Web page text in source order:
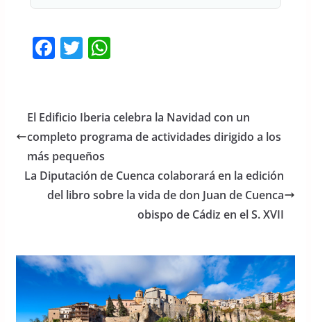
F
e
b
o
o
k
T
er
W
s
A
p
El Edificio Iberia celebra la Navidad con un
completo programa de actividades dirigido a los
más pequeños
La Diputación de Cuenca colaborará en la edición
del libro sobre la vida de don Juan de Cuenca
obispo de Cádiz en el S. XVII